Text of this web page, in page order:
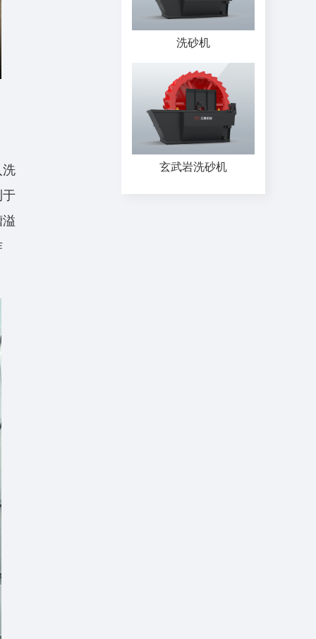
洗
于
洗砂机
玄武岩洗砂机